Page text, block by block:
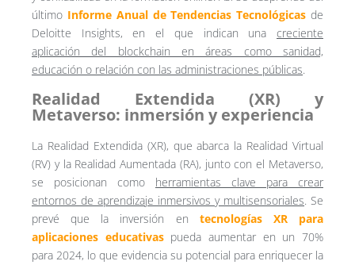
último Informe Anual de Tendencias Tecnológicas de
Deloitte Insights, en el que indican una creciente
aplicación del blockchain en áreas como sanidad,
educación o relación con las administraciones públicas
Realidad Extendida (XR) y
Metaverso: inmersión y experiencia
La Realidad Extendida (XR), que abarca la Realidad Virtual
(RV) y la Realidad Aumentada (RA), junto con el Metaverso,
se posicionan como herramientas clave para crear
entornos de aprendizaje inmersivos y multisensoriales. Se
prevé que la inversión en tecnologías XR para
aplicaciones educativaspueda aumentar en un 70%
para 2024, lo que evidencia su potencial para enriquecer la